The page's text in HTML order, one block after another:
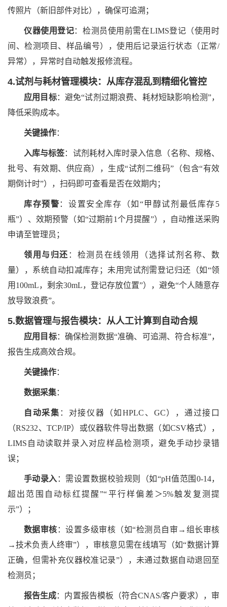
传照片（新旧部件对比），确保可追溯；
仪器使用登记：检测员使用前需在LIMS登记（使用时
间、检测项目、样品编号），使用后记录运行状态（正常/
异常），异常时自动触发报修流程。
4.试剂与耗材管理模块：从库存混乱到精细化管控
应用目标：避免“试剂过期浪费、耗材短缺影响检测”，
降低采购成本。
关键操作：
入库与标签：试剂耗材入库时录入信息（名称、规格、
批号、有效期、供应商），生成“试剂二维码”（包含“有效
期倒计时”），扫码即可查看是否在效期内；
库存预警 ：设置安全库存（如 “甲醇试剂最低库存5
瓶”）、效期预警（如“过期前1个月提醒”），自动推送采购
申请至管理员；
领用与归还 ：检测员在线领用（选择试剂名称、数
量），系统自动扣减库存；未用完试剂需登记归还（如“领
用100mL，剩余30mL，登记存放位置”），避免“个人随意存
放导致浪费”。
5.数据管理与报告模块：从人工计算到自动合规
应用目标：确保检测数据“准确、可追溯、符合标准”，
报告生成高效合规。
关键操作：
数据采集：
自动采集 ：对接仪器（如HPLC、GC），通过接口
（RS232、TCP/IP）或仪器软件导出数据（如CSV格式），
LIMS自动读取并录入对应样品检测项，避免手动抄录错
误；
手动录入 ：需设置数据校验规则（如“pH值范围0-14，
超出范围自动标红提醒”“平行样偏差＞5%触发复测提
示”）；
数据审核 ：设置多级审核（如“检测员自审→组长审核
→技术负责人终审”），审核意见需在线填写（如“数据计算
正确，但需补充仪器校准记录”），未通过数据自动退回至
检测员；
报告生成：内置报告模板（符合CNAS/客户要求），审